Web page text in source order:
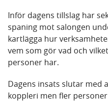
Inför dagens tillslag har
spaning mot salongen
kartlägga hur
vem som gör vad och
personer har.
Dagens insats slutar med
koppleri men fler